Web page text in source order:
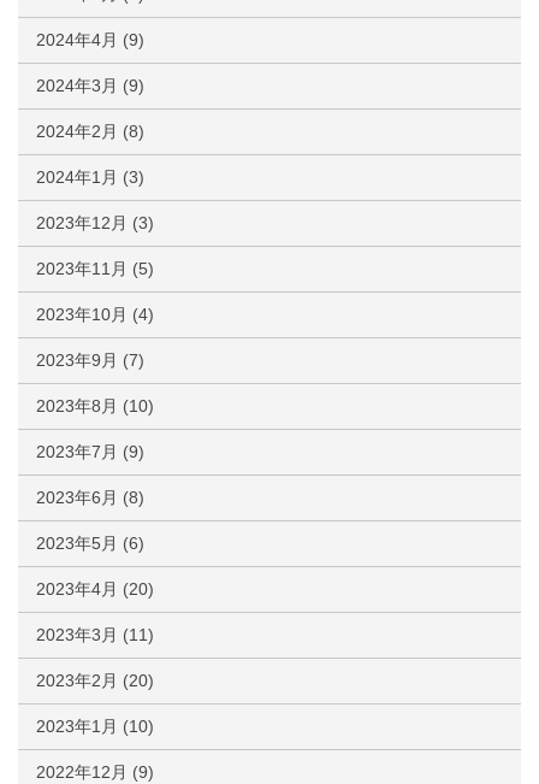
2024年4月 (9)
2024年3月 (9)
2024年2月 (8)
2024年1月 (3)
2023年12月 (3)
2023年11月 (5)
2023年10月 (4)
2023年9月 (7)
2023年8月 (10)
2023年7月 (9)
2023年6月 (8)
2023年5月 (6)
2023年4月 (20)
2023年3月 (11)
2023年2月 (20)
2023年1月 (10)
2022年12月 (9)